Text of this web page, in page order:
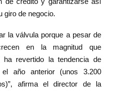
giro de negocio.
la válvula porque a pesar de
en la magnitud que
revertido la tendencia de
año anterior (unos 3.200
afirma el director de la